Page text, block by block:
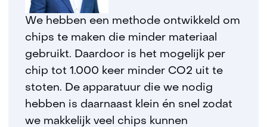
We hebben een methode ontwikkeld om
chips te maken die minder materiaal
gebruikt. Daardoor is het mogelijk per
chip tot 1.000 keer minder CO2 uit te
stoten. De apparatuur die we nodig
hebben is daarnaast klein én snel zodat
we makkelijk veel chips kunnen